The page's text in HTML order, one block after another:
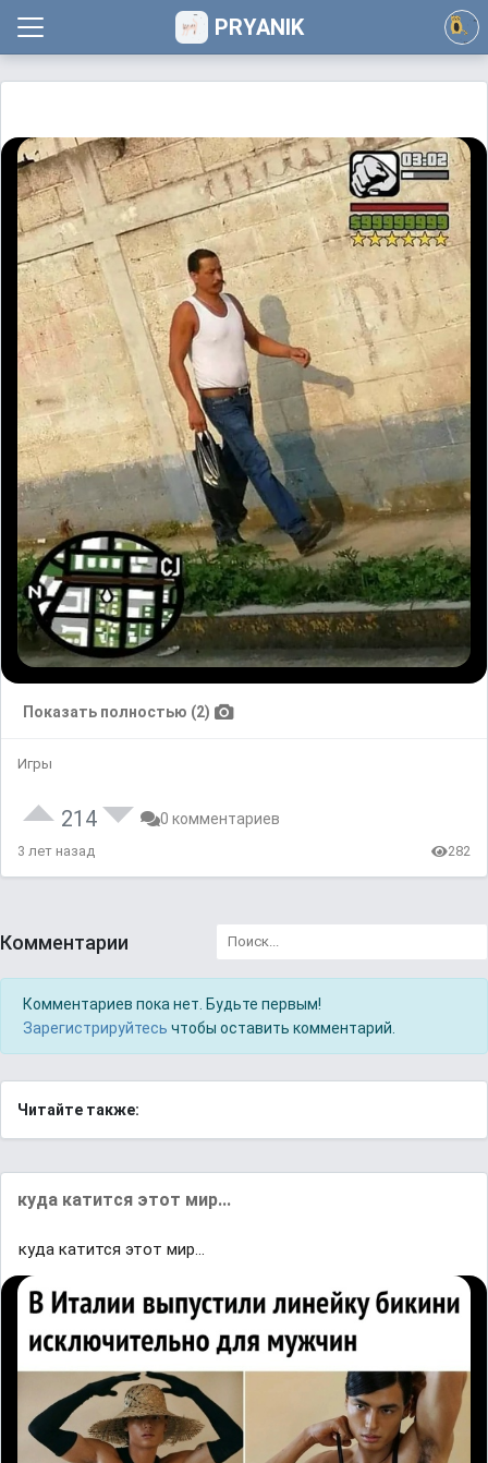
PRYANIK
Показать полностью (2)
Игры
214 0 комментариев
3 лет назад 282
Комментарии
Комментариев пока нет. Будьте первым!
Зарегистрируйтесь чтобы оставить комментарий.
Читайте также:
куда катится этот мир...
куда катится этот мир...